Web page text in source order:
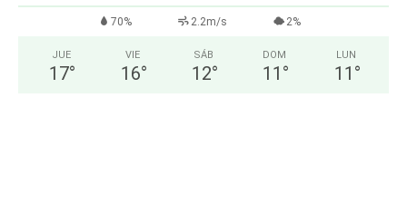
70% 2.2m/s 2%
JUE
17°
VIE
16°
SÁB
12°
DOM
11 °
LUN
11 °